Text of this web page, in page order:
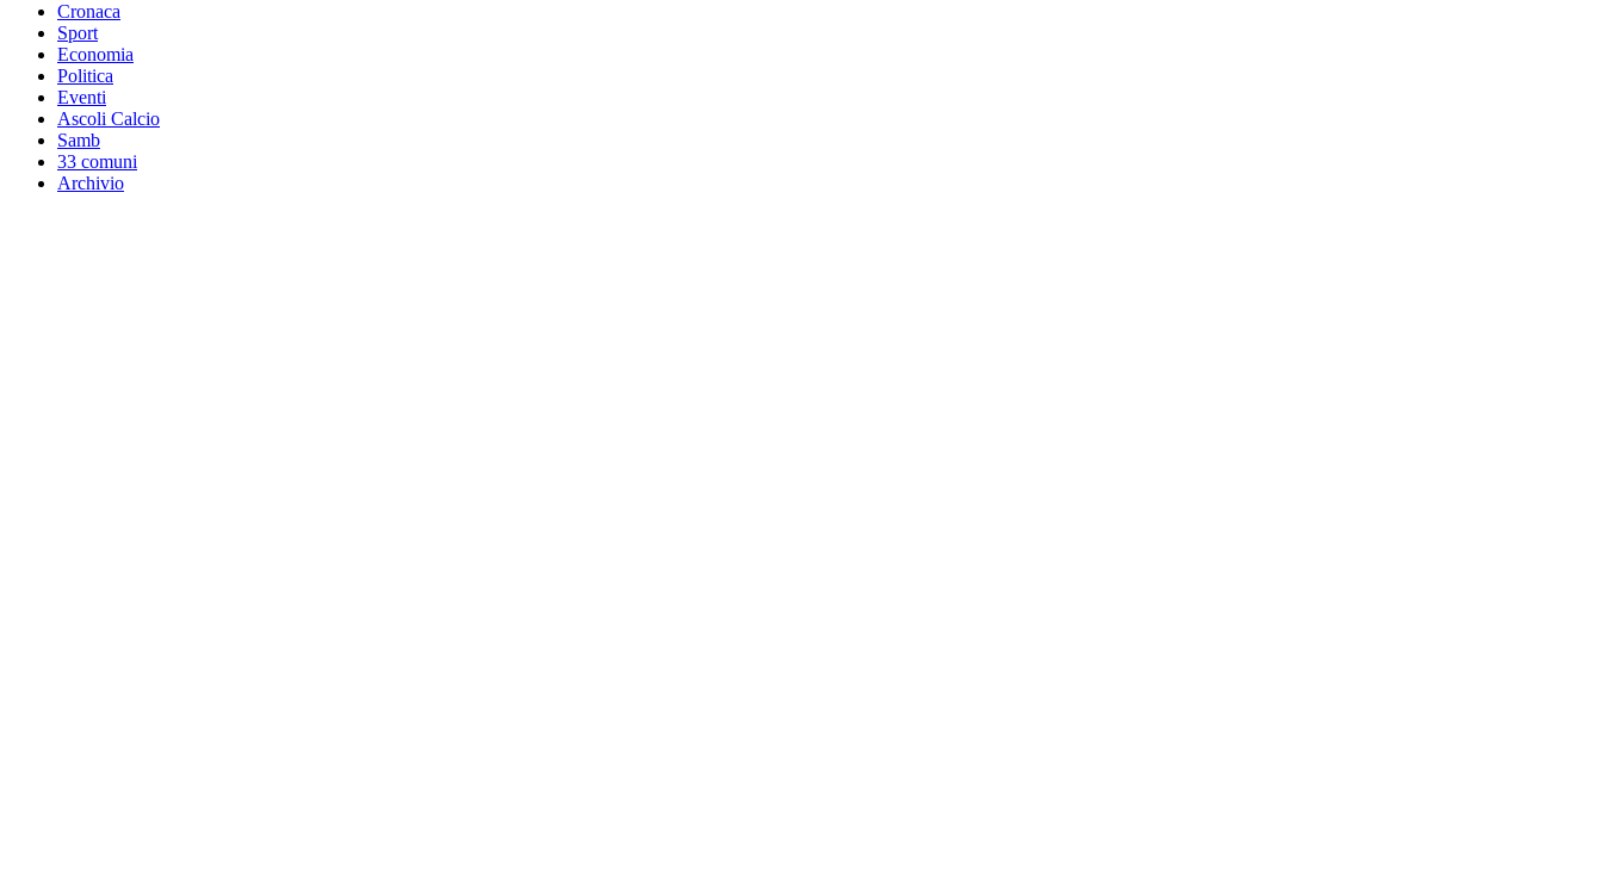
Cronaca
Sport
Economia
Politica
Eventi
Ascoli Calcio
Samb
33 comuni
Archivio